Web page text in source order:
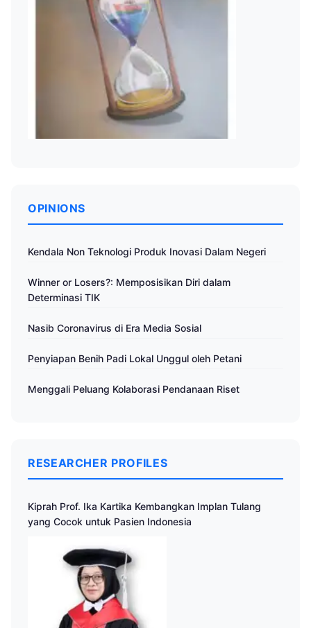
OPINIONS
Kendala Non Teknologi Produk Inovasi Dalam Negeri
Winner or Losers?: Memposisikan Diri dalam
Determinasi TIK
Nasib Coronavirus di Era Media Sosial
Penyiapan Benih Padi Lokal Unggul oleh Petani
Menggali Peluang Kolaborasi Pendanaan Riset
RESEARCHER PROFILES
Kiprah Prof. Ika Kartika Kembangkan Implan Tulang
yang Cocok untuk Pasien Indonesia